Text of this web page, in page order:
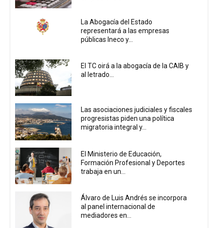
La Abogacía del Estado
representará a las empresas
públicas Ineco y...
El TC oirá a la abogacía de la CAIB y
al letrado...
Las asociaciones judiciales y fiscales
progresistas piden una política
migratoria integral y...
El Ministerio de Educación,
Formación Profesional y Deportes
trabaja en un...
Álvaro de Luis Andrés se incorpora
al panel internacional de
mediadores en...